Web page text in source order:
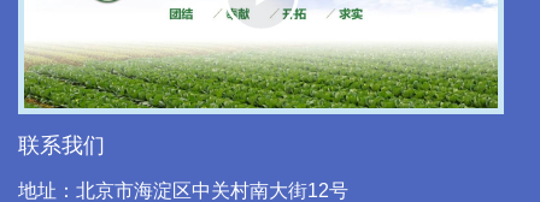
Play
Video
联系我们
地址：北京市海淀区中关村南大街12号